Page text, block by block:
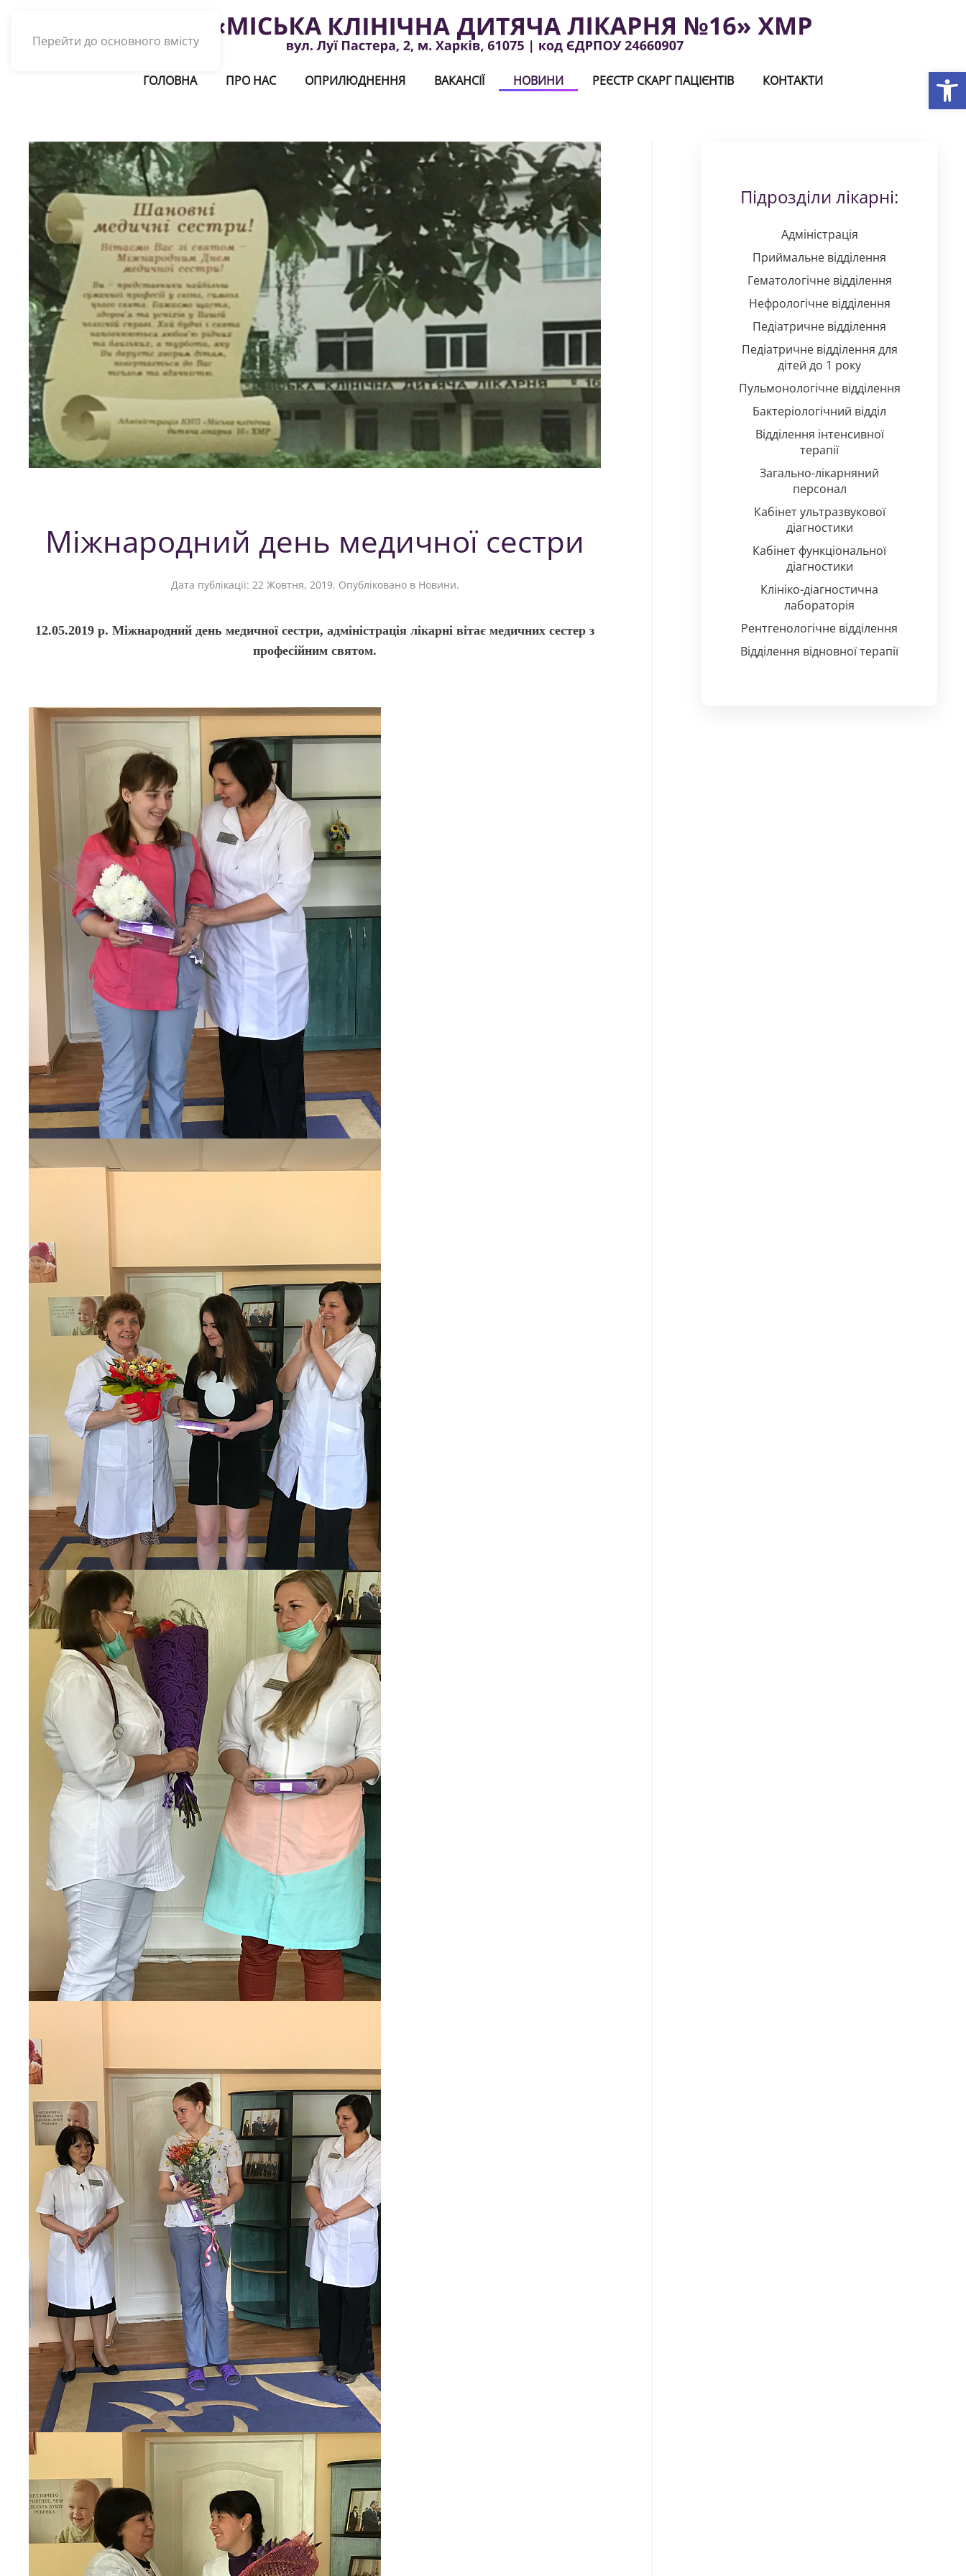
Перейти до основного вмісту
ГОЛОВНА ПРО НАС ОПРИЛЮДНЕННЯ ВАКАНСІЇ НОВИНИ РЕЄСТР СКАРГ ПАЦІЄНТІВ КОНТАКТИ
Міжнародний день медичної сестри
Дата публікації: 22 Жовтня, 2019. Опубліковано в Новини.
12.05.2019 р. Міжнародний день медичної сестри, адміністрація лікарні вітає медичних сестер з
професійним святом.
Підрозділи лікарні:
Адміністрація
Приймальне відділення
Гематологічне відділення
Нефрологічне відділення
Педіатричне відділення
Педіатричне відділення для
дітей до 1 року
Пульмонологічне відділення
Бактеріологічний відділ
Відділення інтенсивної
терапії
Загально-лікарняний
персонал
Кабінет ультразвукової
діагностики
Кабінет функціональної
діагностики
Клініко-діагностична
лабораторія
Рентгенологічне відділення
Відділення відновної терапії